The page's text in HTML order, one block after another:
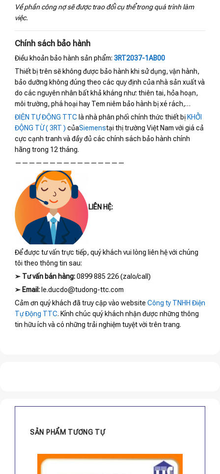
Về phần công nợ sẽ được trao đổi cụ thể trong quá trình làm
việc.
Chính sách bảo hành
Điều khoản bảo hành sản phẩm: 3RT2037-1AB00
Thiết bị trên sẽ không được bảo hành khi sử dụng, vận hành,
bảo dưỡng không đúng theo các quy định của nhà sản xuất và
do các nguyên nhân bất khả kháng như: thiên tai, hỏa hoạn,
môi trường, phá hoại hay Tem niêm bảo hành bị xé rách,…
ĐIỆN TỰ ĐỘNG TTC là nhà phân phối chính thức thiết bị KHỞI
ĐỘNG TỪ ( 3RT ) củaSiemenstại thị trường Việt Nam với giá cả
cực cạnh tranh và đầy đủ các chính sách bảo hành chính
hãng trong 12 tháng.
————————————————
LIÊN HỆ:
Để được tư vấn trực tiếp, quý khách vui lòng liên hệ với chúng
tôi theo thông tin sau:
➢ Tư vấn bán hàng:0899 885 226 (zalo/call)
➢ Email: le.ducdo@tudong-ttc.com
Cảm ơn quý khách đã truy cập vào website Công ty TNHH Điện
Tự Động TTC. Kính chúc quý khách nhận được những thông
tin hữu ích và có những trải nghiệm tuyệt vời trên trang.
SẢN PHẨM TƯƠNG TỰ